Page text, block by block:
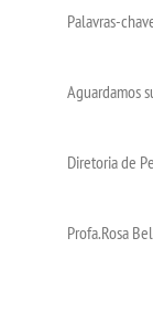
Palavras-
Aguardamos
Diretoria de
Profa.Rosa